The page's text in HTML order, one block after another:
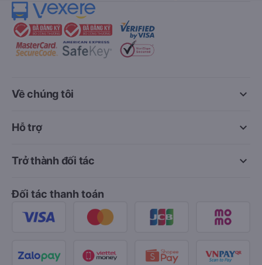
keyboard_arrow_down
Về chúng tôi
keyboard_arrow_down
Hỗ trợ
keyboard_arrow_down
Trở thành đối tác
Đối tác thanh toán